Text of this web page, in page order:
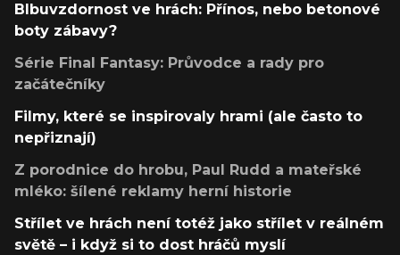
Blbuvzdornost ve hrách: Přínos, nebo betonové
boty zábavy?
Série Final Fantasy: Průvodce a rady pro
začátečníky
Filmy, které se inspirovaly hrami (ale často to
nepřiznají)
Z porodnice do hrobu, Paul Rudd a mateřské
mléko: šílené reklamy herní historie
Střílet ve hrách není totéž jako střílet v reálném
světě – i když si to dost hráčů myslí